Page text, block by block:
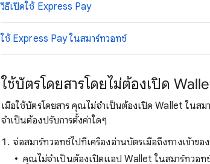
วิธีเปิดใช้ Express Pay
ใช้ Express Pay ในสมาร์ทวอทช์
ใช้บัตรโดยสารโดยไม่ต้องเปิด
เมื่อใช้บัตรโดยสาร คุณไม่จำเป็นต้องเปิด Wallet ใน
จำเป็นต้องปรับการตั้งค่าใดๆ
จ่อสมาร์ทวอทช์ไปที่เครื่องอ่านบัตรเมื่อถึงทางเข้าข
คุณไม่จำเป็นต้องเปิดแอป Wallet ในสมาร์ทวอท